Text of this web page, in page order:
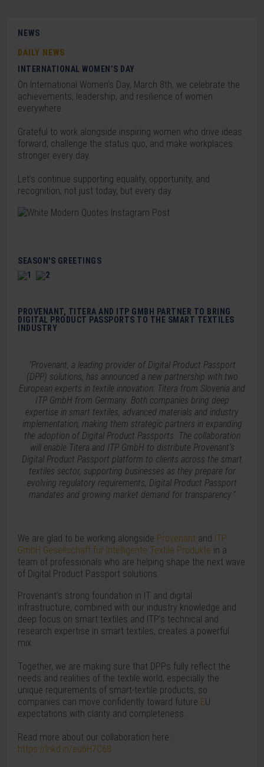
NEWS
DAILY NEWS
INTERNATIONAL WOMEN’S DAY
On International Women’s Day, March 8th, we celebrate the
achievements, leadership, and resilience of women
everywhere.
Grateful to work alongside inspiring women who drive ideas
forward, challenge the status quo, and make workplaces
stronger every day.
Let’s continue supporting equality, opportunity, and
recognition, not just today, but every day.
SEASON'S GREETINGS
PROVENANT, TITERA AND ITP GMBH PARTNER TO BRING
DIGITAL PRODUCT PASSPORTS TO THE SMART TEXTILES
INDUSTRY
"Provenant, a leading provider of Digital Product Passport
(DPP) solutions, has announced a new partnership with two
European experts in textile innovation: Titera from Slovenia and
ITP GmbH from Germany. Both companies bring deep
expertise in smart textiles, advanced materials and industry
implementation, making them strategic partners in expanding
the adoption of Digital Product Passports. The collaboration
will enable Titera and ITP GmbH to distribute Provenant’s
Digital Product Passport platform to clients across the smart
textiles sector, supporting businesses as they prepare for
evolving regulatory requirements, Digital Product Passport
mandates and growing market demand for transparency."
We are glad to be working alongside Provenant and ITP
GmbH Gesellschaft für Intelligente Textile Produkte in a
team of professionals who are helping shape the next wave
of Digital Product Passport solutions.
Provenant's strong foundation in IT and digital
infrastructure, combined with our industry knowledge and
deep focus on smart textiles and ITP's technical and
research expertise in smart textiles, creates a powerful
mix.
Together, we are making sure that DPPs fully reflect the
needs and realities of the textile world, especially the
unique requirements of smart-textile products, so
companies can move confidently toward future EU
expectations with clarity and completeness.
Read more about our collaboration here:
https://lnkd.in/eu6H7C68